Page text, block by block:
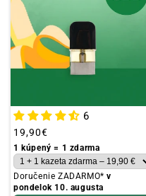
6
Obvyklá
cena
19,90€
1 kúpený = 1 zdarma
Doručenie ZADARMO*v
pondelok 10. augusta